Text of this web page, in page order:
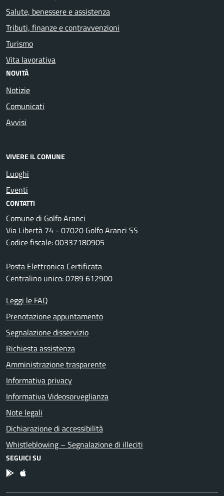
Salute, benessere e assistenza
Tributi, finanze e contravvenzioni
Turismo
Vita lavorativa
NOVITÀ
Notizie
Comunicati
Avvisi
VIVERE IL COMUNE
Luoghi
Eventi
CONTATTI
Comune di Golfo Aranci
Via Libertà 74 - 07020 Golfo Aranci SS
Codice fiscale: 00337180905
Posta Elettronica Certificata
Centralino unico: 0789 612900
Leggi le FAQ
Prenotazione appuntamento
Segnalazione disservizio
Richiesta assistenza
Amministrazione trasparente
Informativa privacy
Informativa Videosorveglianza
Note legali
Dichiarazione di accessibilità
Whistleblowing – Segnalazione di illeciti
SEGUICI SU
App Android
App IOS